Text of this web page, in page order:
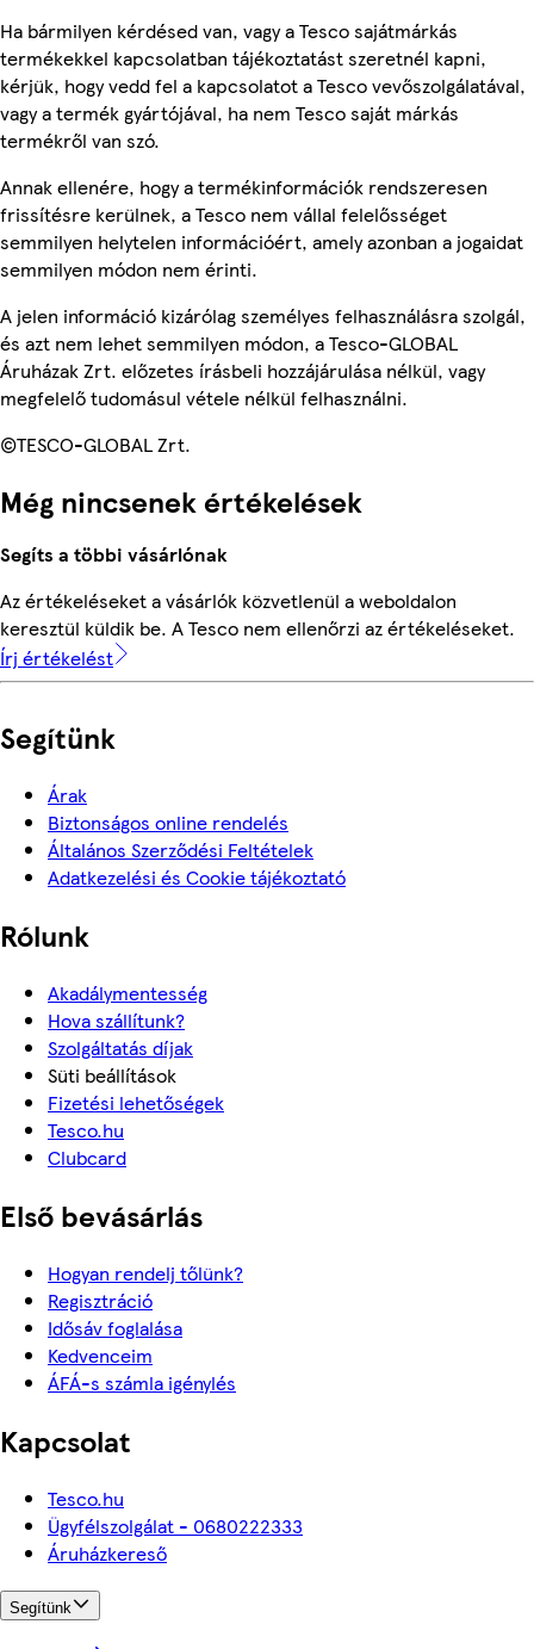
Ha bármilyen kérdésed van, vagy a Tesco sajátmárkás
termékekkel kapcsolatban tájékoztatást szeretnél kapni,
kérjük, hogy vedd fel a kapcsolatot a Tesco vevőszolgálatával,
vagy a termék gyártójával, ha nem Tesco saját márkás
termékről van szó.
Annak ellenére, hogy a termékinformációk rendszeresen
frissítésre kerülnek, a Tesco nem vállal felelősséget
semmilyen helytelen információért, amely azonban a jogaidat
semmilyen módon nem érinti.
A jelen információ kizárólag személyes felhasználásra szolgál,
és azt nem lehet semmilyen módon, a Tesco-GLOBAL
Áruházak Zrt. előzetes írásbeli hozzájárulása nélkül, vagy
megfelelő tudomásul vétele nélkül felhasználni.
©TESCO-GLOBAL Zrt.
Még nincsenek értékelések
Segíts a többi vásárlónak
Az értékeléseket a vásárlók közvetlenül a weboldalon
keresztül küldik be. A Tesco nem ellenőrzi az értékeléseket.
Írj értékelést
Segítünk
Árak
Biztonságos online rendelés
Általános Szerződési Feltételek
Adatkezelési és Cookie tájékoztató
Rólunk
Akadálymentesség
Hova szállítunk?
Szolgáltatás díjak
Süti beállítások
Fizetési lehetőségek
Tesco.hu
Clubcard
Első bevásárlás
Hogyan rendelj tőlünk?
Regisztráció
Idősáv foglalása
Kedvenceim
ÁFÁ-s számla igénylés
Kapcsolat
Tesco.hu
Ügyfélszolgálat - 0680222333
Áruházkereső
Segítünk